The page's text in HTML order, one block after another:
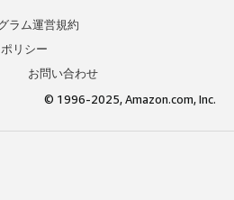
ラム運営規約
リシー
お問い合わせ
© 1996-2025, Amazon.com, Inc.